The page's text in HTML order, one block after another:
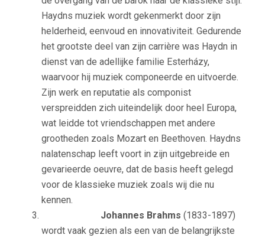
Haydns muziek wordt gekenmerkt door zijn
helderheid, eenvoud en innovativiteit. Gedurende
het grootste deel van zijn carrière was Haydn in
dienst van de adellijke familie Esterházy,
waarvoor hij muziek componeerde en uitvoerde.
Zijn werk en reputatie als componist
verspreidden zich uiteindelijk door heel Europa,
wat leidde tot vriendschappen met andere
grootheden zoals Mozart en Beethoven. Haydns
nalatenschap leeft voort in zijn uitgebreide en
gevarieerde oeuvre, dat de basis heeft gelegd
voor de klassieke muziek zoals wij die nu
kennen.
Johannes Brahms (1833-1897)
wordt vaak gezien als een van de belangrijkste